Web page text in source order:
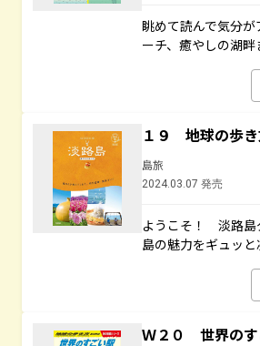
眺めて読んで気分
ーチ、癒やしの湖
１９ 地球の歩
島旅
2024.03.07 発売
ようこそ！ 淡路島
島の魅力をギュッと
Ｗ２０ 世界の